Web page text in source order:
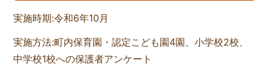
実施時期:令和6年10月
実施方法:町内保育園・認定こども園4園、小学校2校、
中学校1校への保護者アンケート